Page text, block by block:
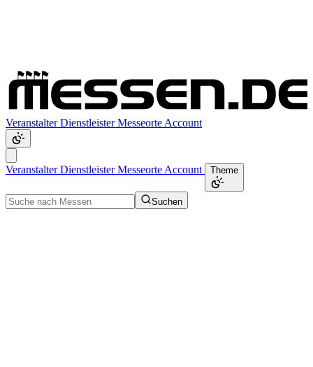
VeranstalterDienstleisterMesseorte Account
VeranstalterDienstleisterMesseorte Account Theme
Suchen